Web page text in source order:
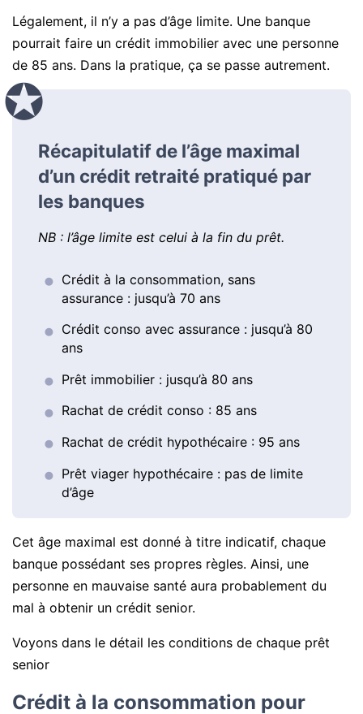
Légalement, il n’y a pas d’âge limite. Une banque
pourrait faire un crédit immobilier avec une personne
de 85 ans. Dans la pratique, ça se passe autrement.
Récapitulatif de l’âge maximal
d’un crédit retraité pratiqué par
les banques
NB : l’âge limite est celui à la fin du prêt.
Crédit à la consommation, sans
assurance : jusqu’à 70 ans
Crédit conso avec assurance : jusqu’à 80
ans
Prêt immobilier : jusqu’à 80 ans
Rachat de crédit conso : 85 ans
Rachat de crédit hypothécaire : 95 ans
Prêt viager hypothécaire : pas de limite
d’âge
Cet âge maximal est donné à titre indicatif, chaque
banque possédant ses propres règles. Ainsi, une
personne en mauvaise santé aura probablement du
mal à obtenir un crédit senior.
Voyons dans le détail les conditions de chaque prêt
senior
Crédit à la consommation pour